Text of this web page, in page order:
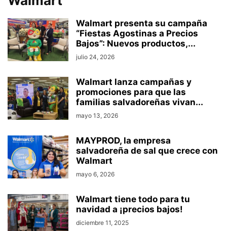
Walmart presenta su campaña
“Fiestas Agostinas a Precios
Bajos”: Nuevos productos,...
julio 24, 2026
Walmart lanza campañas y
promociones para que las
familias salvadoreñas vivan...
mayo 13, 2026
MAYPROD, la empresa
salvadoreña de sal que crece con
Walmart
mayo 6, 2026
Walmart tiene todo para tu
navidad a ¡precios bajos!
diciembre 11, 2025